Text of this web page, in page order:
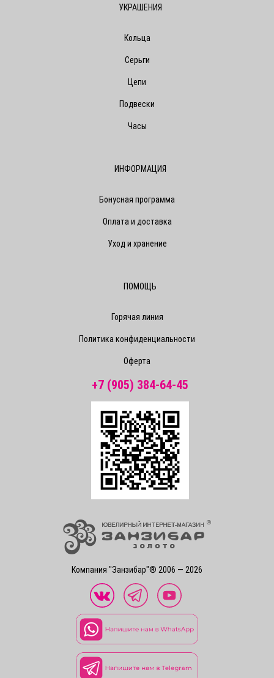
Компания "Занзибар"® 2006 — 2026
УКРАШЕНИЯ
Кольца
Серьги
Цепи
Подвески
Часы
ИНФОРМАЦИЯ
Бонусная программа
Оплата и доставка
Уход и хранение
ПОМОЩЬ
Горячая линия
Политика конфиденциальности
Оферта
+7 (905) 384-64-45